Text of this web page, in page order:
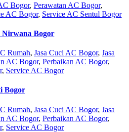
Bogor, Perawatan AC Bogor,
AC Bogor, Service AC Sentul Bogor
Nirwana Bogor
Rumah, Jasa Cuci AC Bogor, Jasa
AC Bogor, Perbaikan AC Bogor,
, Service AC Bogor
Bogor
Rumah, Jasa Cuci AC Bogor, Jasa
AC Bogor, Perbaikan AC Bogor,
, Service AC Bogor